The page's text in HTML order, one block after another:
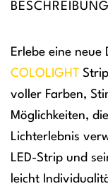
BESCHREIBUNG
Erlebe eine neue
COLOLIGHT
voller Farben,
Möglichkeiten,
Lichterlebnis
LED-Strip und
leicht